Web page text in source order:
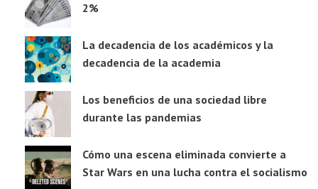
2%
La decadencia de los académicos y la
decadencia de la academia
Los beneficios de una sociedad libre
durante las pandemias
Cómo una escena eliminada convierte a
Star Wars en una lucha contra el socialismo